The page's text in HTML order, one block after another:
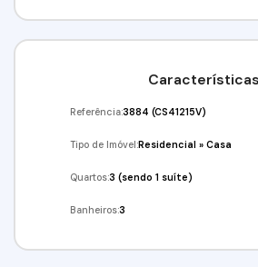
Características
Referência:3884 (CS41215V)
Tipo de Imóvel:Residencial »Casa
Quartos:3 (sendo 1 suíte)
Banheiros:3